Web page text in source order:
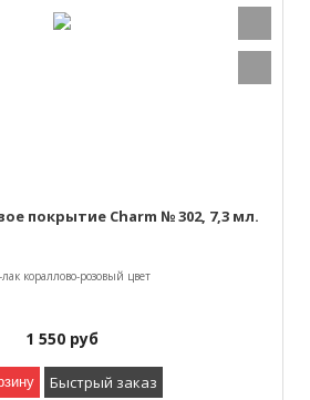
покрытие Charm № 302, 7,3 мл.
лак кораллово-розовый цвет
1 550 руб
Быстрый заказ